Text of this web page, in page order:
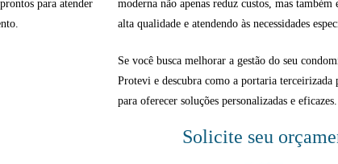
para atender
moderna não apenas reduz custos, mas
alta qualidade e atendendo às necessidades
Se você busca melhorar a gestão do seu
Protevi e descubra como a portaria terceirizada
para oferecer soluções personalizadas e eficazes.
Solicite seu